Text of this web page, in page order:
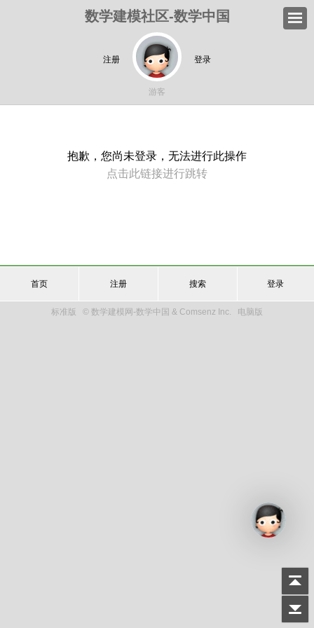
数学建模社区-数学中国
注册 登录
游客
抱歉，您尚未登录，无法进行此操作
点击此链接进行跳转
首页 注册 搜索 登录
标准版 © 数学建模网-数学中国 & Comsenz Inc. 电脑版